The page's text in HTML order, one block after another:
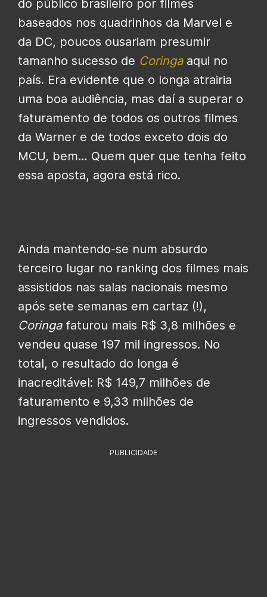
do público brasileiro por filmes
baseados nos quadrinhos da Marvel e
da DC, poucos ousariam presumir
tamanho sucesso de Coringaaqui no
país. Era evidente que o longa atrairia
uma boa audiência, mas daí a superar o
faturamento de todos os outros filmes
da Warner e de todos exceto dois do
MCU, bem… Quem quer que tenha feito
essa aposta, agora está rico.
Ainda mantendo-se num absurdo
terceiro lugar no ranking dos filmes mais
assistidos nas salas nacionais mesmo
após sete semanas em cartaz (!),
Coringafaturou mais R$ 3,8 milhões e
vendeu quase 197 mil ingressos. No
total, o resultado do longa é
inacreditável: R$ 149,7 milhões de
faturamento e 9,33 milhões de
ingressos vendidos.
PUBLICIDADE